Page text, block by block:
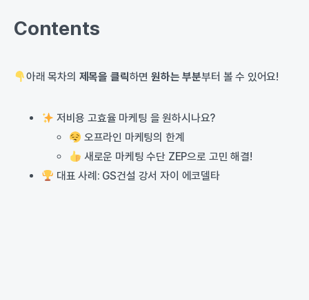
Contents
아래 목차의 제목을 클릭하면원하는 부분부터 볼 수 있어요!
저비용 고효율 마케팅 을 원하시나요?
오프라인 마케팅의 한계
새로운 마케팅 수단 ZEP으로 고민 해결!
대표 사례: GS건설 강서 자이 에코델타